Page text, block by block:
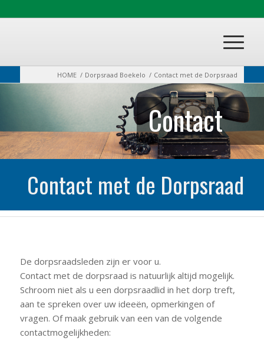
HOME / Dorpsraad Boekelo / Contact met de Dorpsraad
Contact
Contact met de Dorpsraad
De dorpsraadsleden zijn er voor u.
Contact met de dorpsraad is natuurlijk altijd mogelijk.
Schroom niet als u een dorpsraadlid in het dorp treft,
aan te spreken over uw ideeën, opmerkingen of
vragen. Of maak gebruik van een van de volgende
contactmogelijkheden: